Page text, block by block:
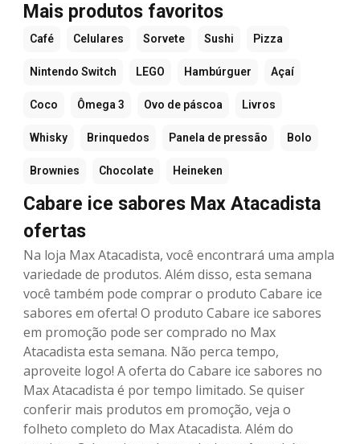
Mais produtos favoritos
Café Celulares Sorvete Sushi Pizza
Nintendo Switch LEGO Hambúrguer Açaí
Coco Ômega 3 Ovo de páscoa Livros
Whisky Brinquedos Panela de pressão Bolo
Brownies Chocolate Heineken
Cabare ice sabores Max Atacadista
ofertas
Na loja Max Atacadista, você encontrará uma ampla
variedade de produtos. Além disso, esta semana
você também pode comprar o produto Cabare ice
sabores em oferta! O produto Cabare ice sabores
em promoção pode ser comprado no Max
Atacadista esta semana. Não perca tempo,
aproveite logo! A oferta do Cabare ice sabores no
Max Atacadista é por tempo limitado. Se quiser
conferir mais produtos em promoção, veja o
folheto completo do Max Atacadista. Além do